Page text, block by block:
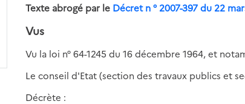
Texte abrogé par le Décret n ° 2007-397 du 22
Vus
Vu la loi n° 64-1245 du 16 décembre 1964, et
Le conseil d'Etat (section des travaux publics et
Décrète :